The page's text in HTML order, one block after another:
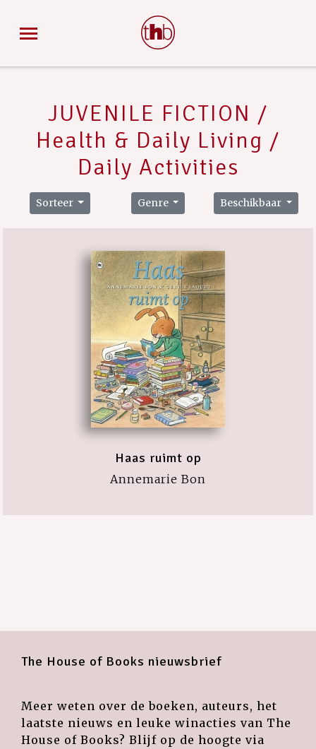
JUVENILE FICTION /
Health & Daily Living /
Daily Activities
Sorteer Genre Beschikbaar
Haas ruimt op
Annemarie Bon
The House of Books nieuwsbrief
Meer weten over de boeken, auteurs, het
laatste nieuws en leuke winacties van The
House of Books? Blijf op de hoogte via